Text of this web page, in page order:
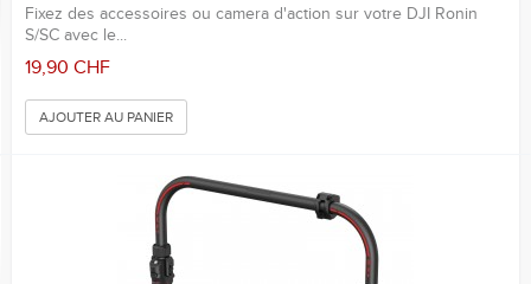
Fixez des accessoires ou camera d'action sur votre DJI Ronin
S/SC avec le...
19,90 CHF
AJOUTER AU PANIER